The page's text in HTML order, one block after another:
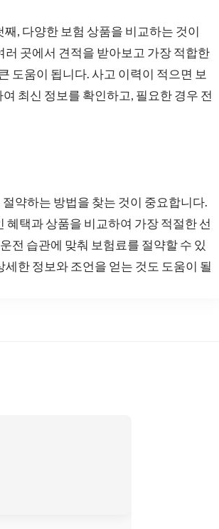
, 다양한 보험 상품을 비교하는 것이
곳에서 견적을 받아보고 가장 적합한
도움이 됩니다. 사고 이력이 적으면 보
최신 정보를 확인하고, 필요한 경우 전
약하는 방법을 찾는 것이 중요합니다.
택과 상품을 비교하여 가장 적절한 선
전 습관에 맞춰 보험료를 절약할 수 있
세한 정보와 조언을 얻는 것도 도움이 될